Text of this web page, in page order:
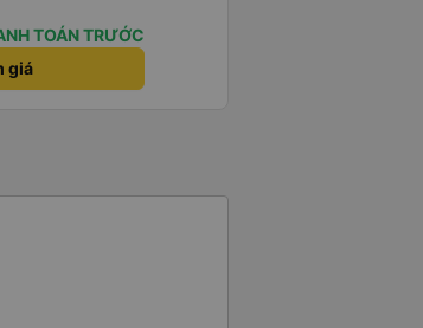
tìm lại. Lần sau
sẽ đi tiếp với
TOÁN TRƯỚC
giá